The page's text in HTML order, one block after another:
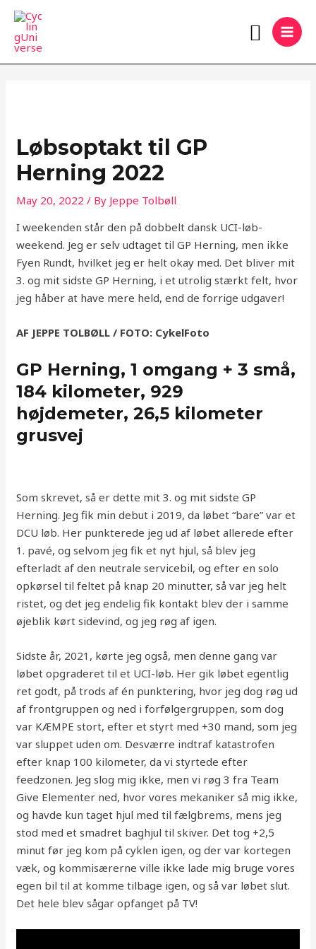
Skip
content
Search
Løbsoptakt til GP
Herning 2022
May 20, 2022/ By Jeppe Tolbøll
I weekenden står den på dobbelt dansk UCI-løb-
weekend. Jeg er selv udtaget til GP Herning, men ikke
Fyen Rundt, hvilket jeg er helt okay med. Det bliver mit
3. og mit sidste GP Herning, i et utrolig stærkt felt, hvor
jeg håber at have mere held, end de forrige udgaver!
AF JEPPE TOLBØLL / FOTO: CykelFoto
GP Herning, 1 omgang + 3 små,
184 kilometer, 929
højdemeter, 26,5 kilometer
grusvej
Som skrevet, så er dette mit 3. og mit sidste GP
Herning. Jeg fik min debut i 2019, da løbet “bare” var et
DCU løb. Her punkterede jeg ud af løbet allerede efter
1. pavé, og selvom jeg fik et nyt hjul, så blev jeg
efterladt af den neutrale servicebil, og efter en solo
opkørsel til feltet på knap 20 minutter, så var jeg helt
ristet, og det jeg endelig fik kontakt blev der i samme
øjeblik kørt sidevind, og jeg røg af igen.
Sidste år, 2021, kørte jeg også, men denne gang var
løbet opgraderet til et UCI-løb. Her gik løbet egentlig
ret godt, på trods af én punktering, hvor jeg dog røg ud
af frontgruppen og ned i forfølgergruppen, som dog
var KÆMPE stort, efter et styrt med +30 mand, som jeg
var sluppet uden om. Desværre indtraf katastrofen
efter knap 100 kilometer, da vi styrtede efter
feedzonen. Jeg slog mig ikke, men vi røg 3 fra Team
Give Elementer ned, hvor vores mekaniker så mig ikke,
og havde kun taget hjul med til fælgbrems, mens jeg
stod med et smadret baghjul til skiver. Det tog +2,5
minut før jeg kom på cyklen igen, og der var kortegen
væk, og kommisærerne ville ikke lade mig bruge vores
egen bil til at komme tilbage igen, og så var løbet slut.
Det hele blev sågar opfanget på TV!